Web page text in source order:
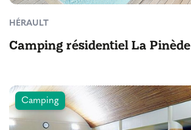
HÉRAULT
Camping résidentiel La Pinède
Camping